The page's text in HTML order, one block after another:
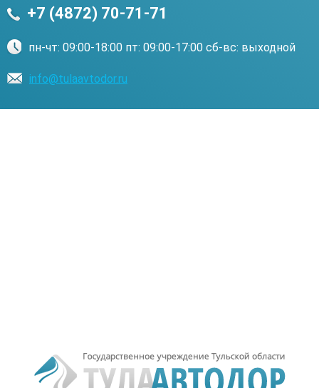
+7 (4872) 70-71-71
пн-чт: 09:00-18:00 пт: 09:00-17:00 сб-вс: выходной
info@tulaavtodor.ru